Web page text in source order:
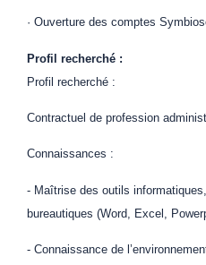
· Ouverture des comptes
Profil recherché :
Profil recherché :
Contractuel de profession
Connaissances :
- Maîtrise des outils
bureautiques (Word, Excel,
- Connaissance de